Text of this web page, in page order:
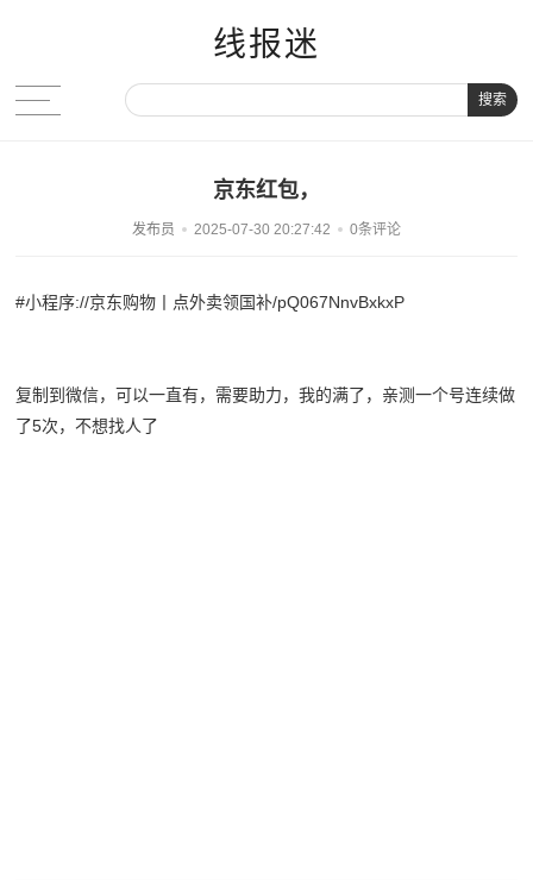
线报迷
搜索
京东红包，
发布员 2025-07-30 20:27:42 0条评论
#小程序://京东购物丨点外卖领国补/pQ067NnvBxkxP
复制到微信，可以一直有，需要助力，我的满了，亲测一个号连续做
了5次，不想找人了